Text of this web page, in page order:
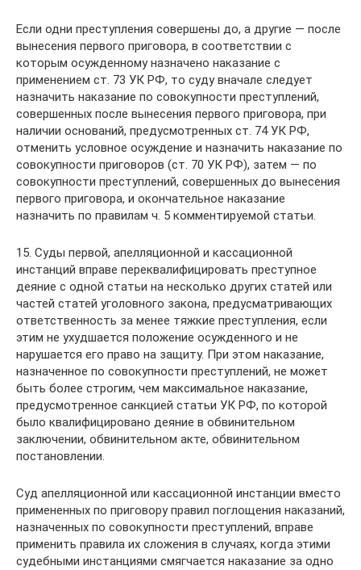
Если одни преступления совершены до, а другие — после
вынесения первого приговора, в соответствии с
которым осужденному назначено наказание с
применением ст. 73 УК РФ, то суду вначале следует
назначить наказание по совокупности преступлений,
совершенных после вынесения первого приговора, при
наличии оснований, предусмотренных ст. 74 УК РФ,
отменить условное осуждение и назначить наказание по
совокупности приговоров (ст. 70 УК РФ), затем — по
совокупности преступлений, совершенных до вынесения
первого приговора, и окончательное наказание
назначить по правилам ч. 5 комментируемой статьи.
15. Суды первой, апелляционной и кассационной
инстанций вправе переквалифицировать преступное
деяние с одной статьи на несколько других статей или
частей статей уголовного закона, предусматривающих
ответственность за менее тяжкие преступления, если
этим не ухудшается положение осужденного и не
нарушается его право на защиту. При этом наказание,
назначенное по совокупности преступлений, не может
быть более строгим, чем максимальное наказание,
предусмотренное санкцией статьи УК РФ, по которой
было квалифицировано деяние в обвинительном
заключении, обвинительном акте, обвинительном
постановлении.
Суд апелляционной или кассационной инстанции вместо
примененных по приговору правил поглощения наказаний,
назначенных по совокупности преступлений, вправе
применить правила их сложения в случаях, когда этими
судебными инстанциями смягчается наказание за одно